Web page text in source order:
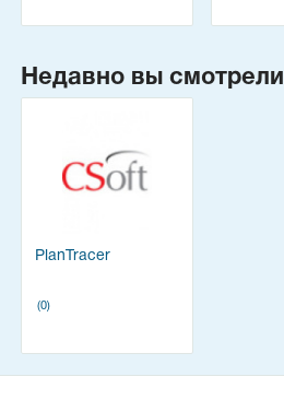
Недавно вы смотрели
PlanTracer
(0)